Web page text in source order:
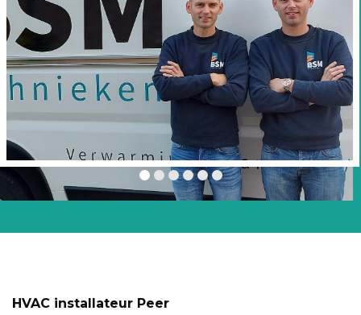
HVAC installateur Peer